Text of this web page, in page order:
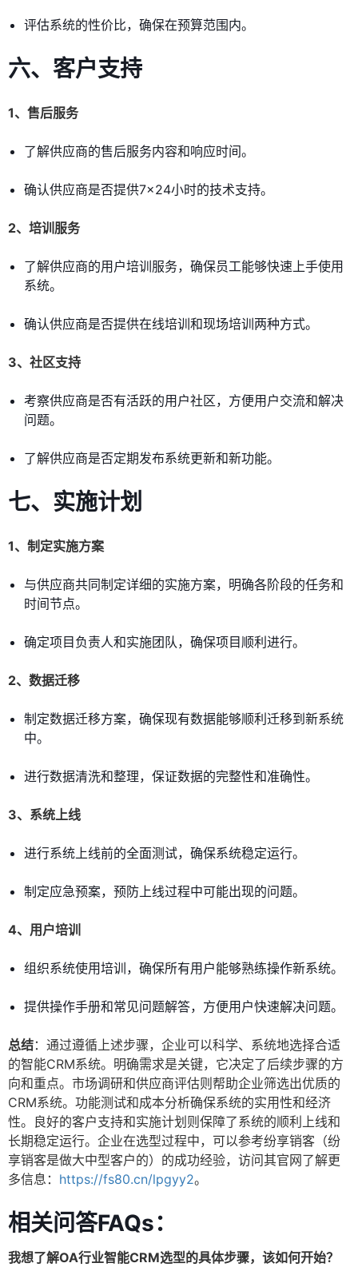
评估系统的性价比，确保在预算范围内。
六、客户支持
1、售后服务
了解供应商的售后服务内容和响应时间。
确认供应商是否提供7×24小时的技术支持。
2、培训服务
了解供应商的用户培训服务，确保员工能够快速上手使用
系统。
确认供应商是否提供在线培训和现场培训两种方式。
3、社区支持
考察供应商是否有活跃的用户社区，方便用户交流和解决
问题。
了解供应商是否定期发布系统更新和新功能。
七、实施计划
1、制定实施方案
与供应商共同制定详细的实施方案，明确各阶段的任务和
时间节点。
确定项目负责人和实施团队，确保项目顺利进行。
2、数据迁移
制定数据迁移方案，确保现有数据能够顺利迁移到新系统
中。
进行数据清洗和整理，保证数据的完整性和准确性。
3、系统上线
进行系统上线前的全面测试，确保系统稳定运行。
制定应急预案，预防上线过程中可能出现的问题。
4、用户培训
组织系统使用培训，确保所有用户能够熟练操作新系统。
提供操作手册和常见问题解答，方便用户快速解决问题。
总结：通过遵循上述步骤，企业可以科学、系统地选择合适
的智能CRM系统。明确需求是关键，它决定了后续步骤的方
向和重点。市场调研和供应商评估则帮助企业筛选出优质的
CRM系统。功能测试和成本分析确保系统的实用性和经济
性。良好的客户支持和实施计划则保障了系统的顺利上线和
长期稳定运行。企业在选型过程中，可以参考纷享销客（纷
享销客是做大中型客户的）的成功经验，访问其官网了解更
多信息： https://fs80.cn/lpgyy2。
相关问答FAQs：
我想了解OA行业智能CRM选型的具体步骤，该如何开始？